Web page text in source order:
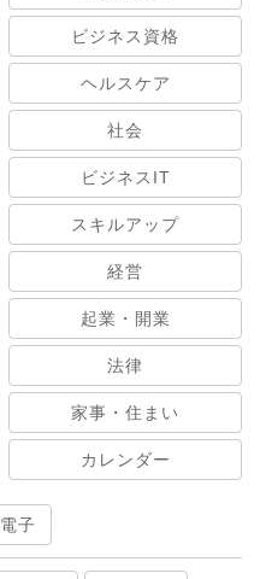
ビジネス資格
ヘルスケア
社会
ビジネスIT
スキルアップ
経営
起業・開業
法律
家事・住まい
カレンダー
電子